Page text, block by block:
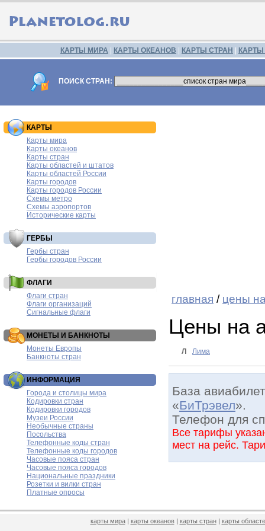
КАРТЫ МИРА КАРТЫ ОКЕАНОВ КАРТЫ СТРАН
ПОИСК СТРАН:
КАРТЫ
Карты мира
Карты океанов
Карты стран
Карты областей и штатов
Карты областей России
Карты городов
Карты городов России
Схемы метро
Схемы аэропортов
Исторические карты
ГЕРБЫ
Гербы стран
Гербы городов России
ФЛАГИ
Флаги стран
Флаги организаций
Сигнальные флаги
МОНЕТЫ И БАНКНОТЫ
Монеты Европы
Банкноты стран
ИНФОРМАЦИЯ
Города и столицы мира
Кодировки стран
Кодировки городов
Музеи России
Необычные страны
Посольства
Телефонные коды стран
Телефонные коды городов
Часовые пояса стран
Часовые пояса городов
Национальные праздники
Розетки и вилки стран
Платные опросы
главная / цены
Цены на
Л Лима
База
«БиТрэвел».
Телефон для
Все тарифы
мест на рейс.
карты мира| карты океанов| карты стран| карты